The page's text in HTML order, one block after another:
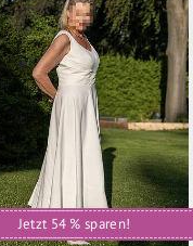
Jetzt 54 % sparen!